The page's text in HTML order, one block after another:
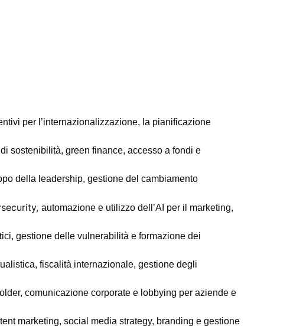
per l’internazionalizzazione, la pianificazione
sostenibilità, green finance, accesso a fondi e
della leadership, gestione del cambiamento
automazione e utilizzo dell’AI per il marketing,
gestione delle vulnerabilità e formazione dei
fiscalità internazionale, gestione degli
comunicazione corporate e lobbying per aziende e
marketing, social media strategy, branding e gestione